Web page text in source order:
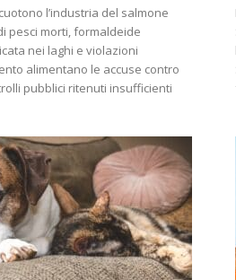
l’industria del salmone
pesci morti, formaldeide
nei laghi e violazioni
alimentano le accuse contro
pubblici ritenuti insufficienti